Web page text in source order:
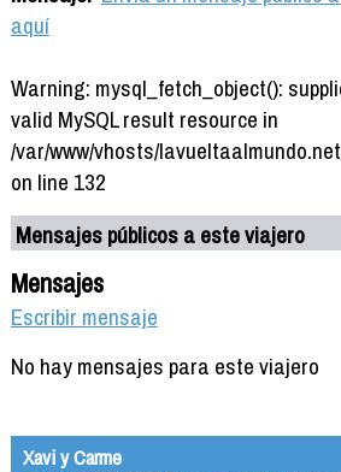
aquí
Warning: mysql_fetch_object():
valid MySQL result resource in
/var/www/vhosts/
on line 132
Mensajes públicos a este viajero
Mensajes
Escribir mensaje
No hay mensajes para este viajero
Xavi y Carme